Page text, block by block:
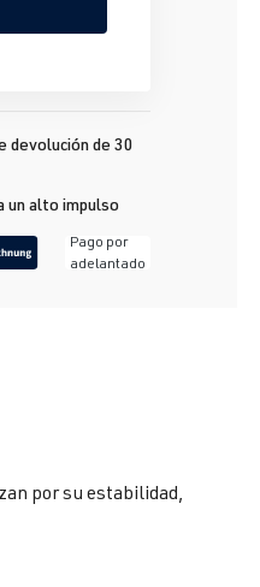
devolución de 30
un alto impulso
Pago por
adelantado
por su estabilidad,